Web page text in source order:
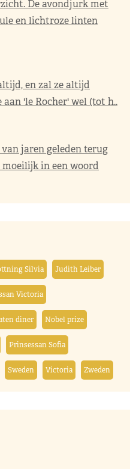
De avondjurk met
en lichtroze linten
en zal ze altijd
'le Rocher' wel (tot h..
jaren geleden terug
moeilijk in een woord
Silvia Judith Leiber
Victoria
diner Nobel prize
Prinsessan Sofia
Sweden Victoria Zweden